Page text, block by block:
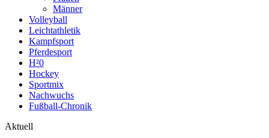
Männer
Volleyball
Leichtathletik
Kampfsport
Pferdesport
H²0
Hockey
Sportmix
Nachwuchs
Fußball-Chronik
Aktuell